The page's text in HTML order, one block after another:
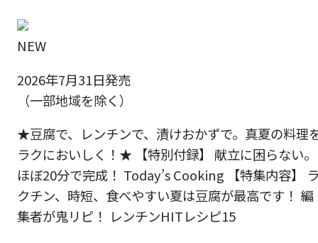
NEW
2026年7月31日発売
（一部地域を除く）
★豆腐で、レンチンで、漬けおかずで。真夏の料理
ラクにおいしく！★ 【特別付録】 献立に困らない。
ほぼ20分で完成！ Today’s Cooking 【特集内容】
クチン、時短、食べやすい夏は豆腐が最高です！ 編
集者が鬼リピ！ レンチンHITレシピ15